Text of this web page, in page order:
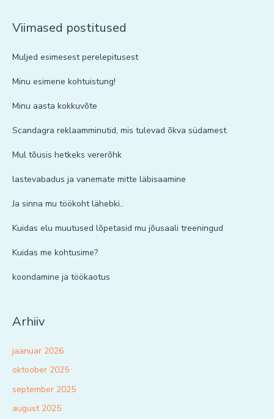
Viimased postitused
Muljed esimesest perelepitusest
Minu esimene kohtuistung!
Minu aasta kokkuvõte
Scandagra reklaamminutid, mis tulevad õkva südamest.
Mul tõusis hetkeks vererõhk
lastevabadus ja vanemate mitte läbisaamine
Ja sinna mu töökoht lähebki..
Kuidas elu muutused lõpetasid mu jõusaali treeningud
Kuidas me kohtusime?
koondamine ja töökaotus
Arhiiv
jaanuar 2026
oktoober 2025
september 2025
august 2025